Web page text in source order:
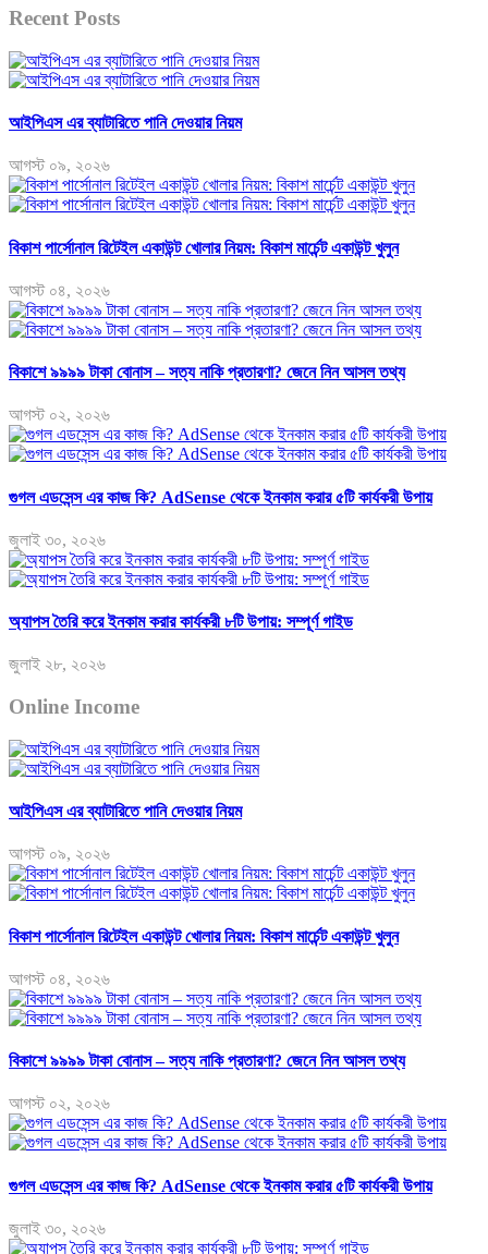
Recent Posts
আইপিএস এর ব্যাটারিতে পানি দেওয়ার নিয়ম
আগস্ট ০৯, ২০২৬
বিকাশ পার্সোনাল রিটেইল একাউন্ট খোলার নিয়ম: বিকাশ মার্চেন্ট একাউন্ট খুলুন
আগস্ট ০৪, ২০২৬
বিকাশে ৯৯৯৯ টাকা বোনাস – সত্য নাকি প্রতারণা? জেনে নিন আসল তথ্য
আগস্ট ০২, ২০২৬
গুগল এডসেন্স এর কাজ কি? AdSense থেকে ইনকাম করার ৫টি কার্যকরী উপায়
জুলাই ৩০, ২০২৬
অ্যাপস তৈরি করে ইনকাম করার কার্যকরী ৮টি উপায়: সম্পূর্ণ গাইড
জুলাই ২৮, ২০২৬
Online Income
আইপিএস এর ব্যাটারিতে পানি দেওয়ার নিয়ম
আগস্ট ০৯, ২০২৬
বিকাশ পার্সোনাল রিটেইল একাউন্ট খোলার নিয়ম: বিকাশ মার্চেন্ট একাউন্ট খুলুন
আগস্ট ০৪, ২০২৬
বিকাশে ৯৯৯৯ টাকা বোনাস – সত্য নাকি প্রতারণা? জেনে নিন আসল তথ্য
আগস্ট ০২, ২০২৬
গুগল এডসেন্স এর কাজ কি? AdSense থেকে ইনকাম করার ৫টি কার্যকরী উপায়
জুলাই ৩০, ২০২৬